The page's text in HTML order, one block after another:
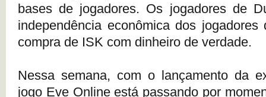
bases de jogadores. Os jogadores de
independência econômica dos
compra de ISK com dinheiro de verdade.
Nessa semana, com o lançamento da
jogo Eve Online está passando por